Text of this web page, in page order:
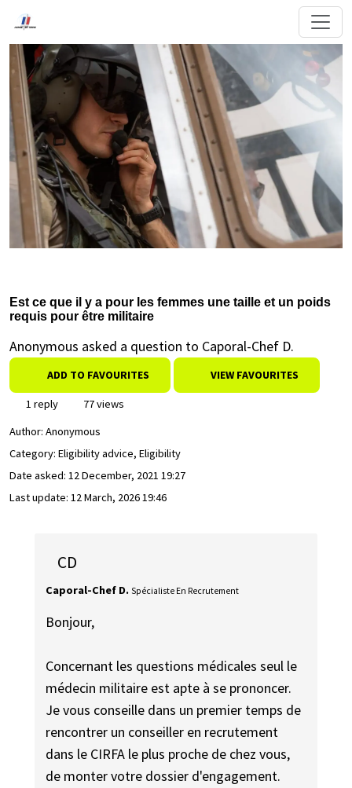
Est ce que il y a pour les femmes une taille et un poids
requis pour être militaire
Anonymous asked a question to Caporal-Chef D.
ADD TO FAVOURITES VIEW FAVOURITES
1 reply
77 views
Author: Anonymous
Category: Eligibility advice, Eligibility
Date asked: 12 December, 2021 19:27
Last update: 12 March, 2026 19:46
CD
Caporal-Chef D. Spécialiste En Recrutement
Bonjour,
Concernant les questions médicales seul le
médecin militaire est apte à se prononcer.
Je vous conseille dans un premier temps de
rencontrer un conseiller en recrutement
dans le CIRFA le plus proche de chez vous,
de monter votre dossier d'engagement.